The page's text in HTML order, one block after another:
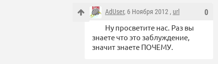
0
AdUser, 6 Ноября 2012 , url
Ну просветите нас. Раз вы
знаете что это заблуждение,
значит знаете ПОЧЕМУ.